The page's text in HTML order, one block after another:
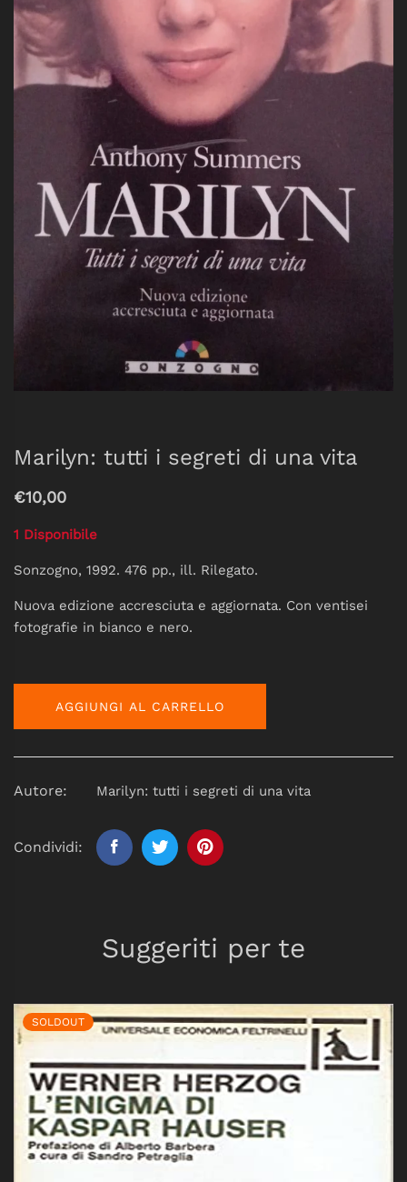
Marilyn: tutti i segreti di una vita
€10,00
1 Disponibile
Sonzogno, 1992. 476 pp., ill. Rilegato.
Nuova edizione accresciuta e aggiornata. Con ventisei
fotografie in bianco e nero.
AGGIUNGI AL CARRELLO
Autore: Marilyn: tutti i segreti di una vita
Condividi:
Suggeriti per te
SOLDOUT